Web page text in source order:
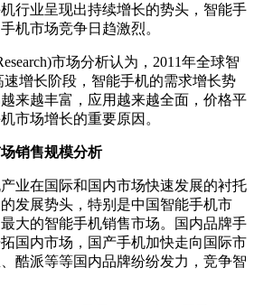
行业呈现出持续增长的势头，智能手
机市场竞争日趋激烈。
市场分析认为，2011年全球智
增长阶段，智能手机的需求增长势
来越丰富，应用越来越全面，价格平
市场增长的重要原因。
销售规模分析
在国际和国内市场快速发展的衬托
发展势头，特别是中国智能手机市
大的智能手机销售市场。国内品牌手
国内市场，国产手机加快走向国际市
酷派等等国内品牌纷纷发力，竞争智